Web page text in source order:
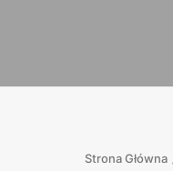
Strona Główna